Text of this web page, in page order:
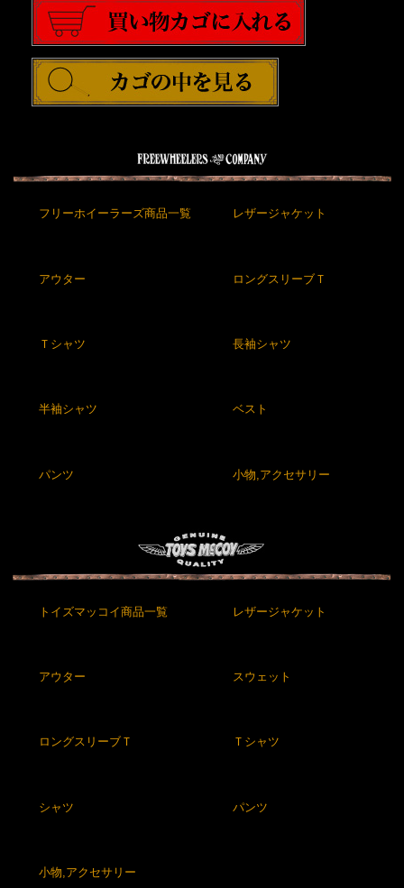
フリーホイーラーズ商品一覧 レザージャケット
アウター ロングスリーブＴ
Ｔシャツ 長袖シャツ
半袖シャツ ベスト
パンツ 小物,アクセサリー
トイズマッコイ商品一覧 レザージャケット
アウター スウェット
ロングスリーブＴ Ｔシャツ
シャツ パンツ
小物,アクセサリー